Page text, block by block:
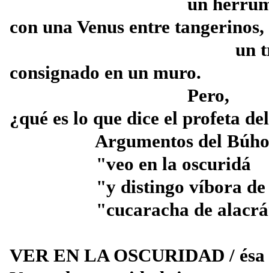
con una Venus entre tangerinos,
un
consignado en un muro.
Pero,
¿qué es lo que dice el profeta
Argumentos del
"veo en la oscuridá
"y distingo víbora de
"cucaracha de
VER EN LA OSCURIDAD / ésa